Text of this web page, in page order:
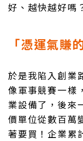
好、越快越好嗎
「憑運氣賺
於是我陷入創業
像軍事競賽一樣
業設備了，後來
價單位從數百萬
著要買！企業累